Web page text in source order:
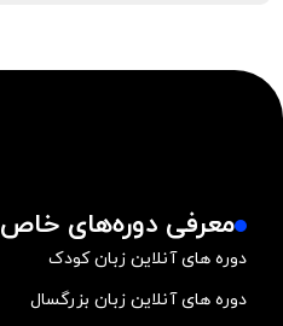
معرفی دوره‌های خاص
دوره های آنلاین زبان کودک
دوره های آنلاین زبان بزرگسال